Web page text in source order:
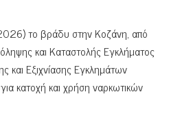
το βράδυ στην Κοζάνη, από
και Καταστολής Εγκλήματος
Εξιχνίασης Εγκλημάτων
κατοχή και χρήση ναρκωτικών